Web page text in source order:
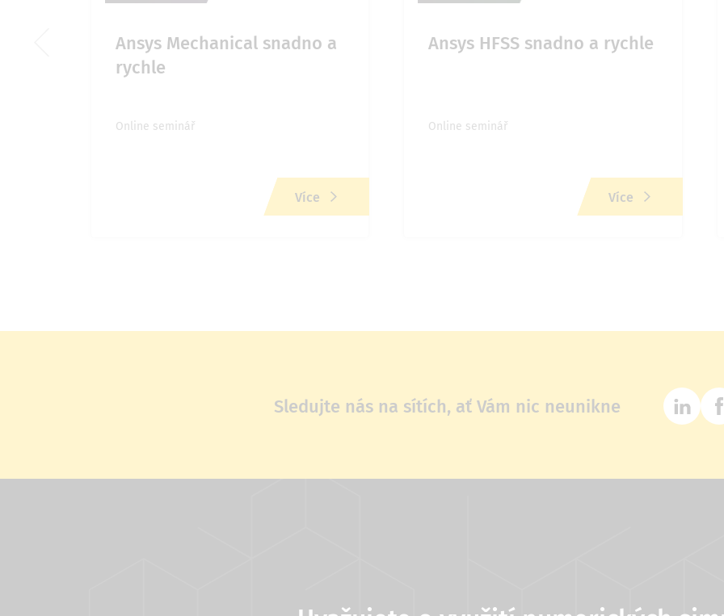
Ansys Mechanical snadno a
rychle
Online seminář
Více
Ansys HFSS snadno a rychle
Online seminář
Více
Sledujte nás na sítích, ať Vám nic neunikne